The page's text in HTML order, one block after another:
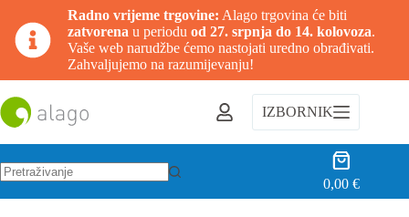
Radno vrijeme trgovine: Alago trgovina će biti
zatvorena u periodu od 27. srpnja do 14. kolovoza.
Vaše web narudžbe ćemo nastojati uredno obrađivati.
Zahvaljujemo na razumijevanju!
na
sadržaj
IZBORNIK
Košarica
0,00€